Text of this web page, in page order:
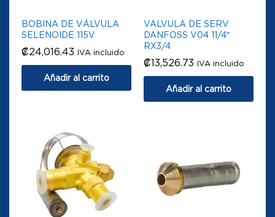
BOBINA DE VÁLVULA
SELENOIDE 115V
₡24,016.43 IVA incluido
Añadir al carrito
VALVULA DE SERV
DANFOSS V04 11/4″
RX3/4
₡13,526.73 IVA incluido
Añadir al carrito